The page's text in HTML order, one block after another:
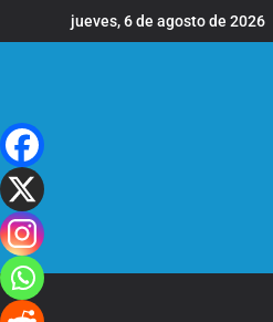
al
jueves, 6 de agosto de 2026